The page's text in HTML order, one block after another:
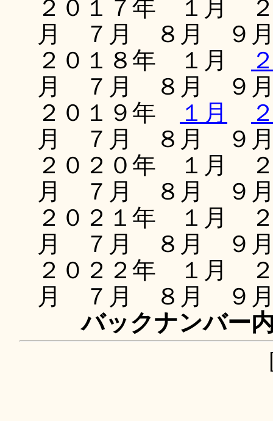
２０１７年 １月
月 ７月 ８月 ９
２０１８年 １月
月 ７月 ８月 ９
２０１９年
１月
月 ７月 ８月 ９
２０２０年 １月
月 ７月 ８月 ９
２０２１年 １月
月 ７月 ８月 ９
２０２２年 １月
月 ７月 ８月 ９
バックナンバー